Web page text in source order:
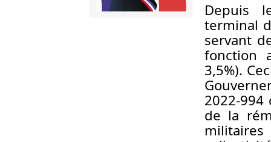
Depuis
terminal
servant
fonction
3,5%).
2022-
de la